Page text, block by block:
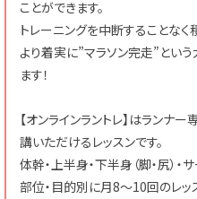
ことができます。
トレーニングを中断することな
より着実に”マラソン完走”とい
ます！
【オンラインラントレ】はランナ
講いただけるレッスンです。
体幹・上半身・下半身（脚・尻）・
部位・目的別に月8～10回のレッ